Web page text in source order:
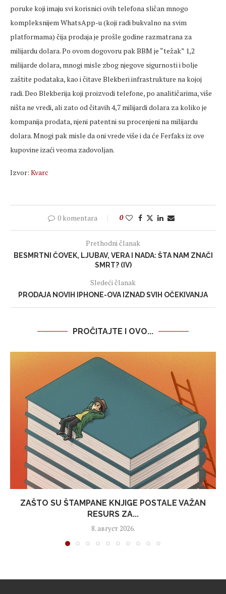
poruke koji imaju svi korisnici ovih telefona sličan mnogo
kompleksnijem WhatsApp-u (koji radi bukvalno na svim
platformama) čija prodaja je prošle godine razmatrana za
milijardu dolara. Po ovom dogovoru pak BBM je “težak” 1,2
milijarde dolara, mnogi misle zbog njegove sigurnosti i bolje
zaštite podataka, kao i čitave Blekberi infrastrukture na kojoj
radi. Deo Blekberija koji proizvodi telefone, po analitičarima, više
ništa ne vredi, ali zato od čitavih 4,7 milijardi dolara za koliko je
kompanija prodata, njeni patentni su procenjeni na milijardu
dolara. Mnogi pak misle da oni vrede više i da će Ferfaks iz ove
kupovine izaći veoma zadovoljan.
Izvor: Kvarc
0 komentara 0
Prethodni članak
BESMRTNI ČOVEK, LJUBAV, VERA I NADA: ŠTA NAM ZNAČI
SMRT? (IV)
Sledeći članak
PRODAJA NOVIH IPHONE-OVA IZNAD SVIH OČEKIVANJA
PROČITAJTE I OVO...
ZAŠTO SU ŠTAMPANE KNJIGE POSTALE VAŽAN
RESURS ZA...
8. август 2026.